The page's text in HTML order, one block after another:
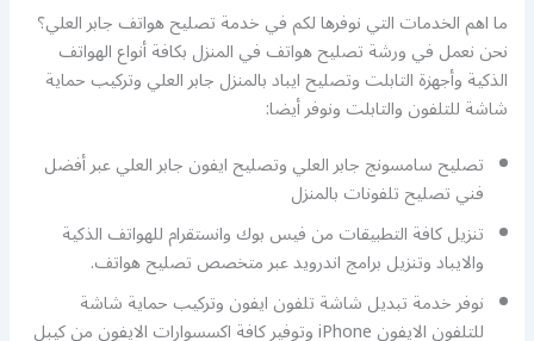
ما اهم الخدمات التي نوفرها لكم في خدمة تصليح هواتف جابر العلي؟
نحن نعمل في ورشة تصليح هواتف في المنزل بكافة أنواع الهواتف
الذكية وأجهزة التابلت وتصليح ايباد بالمنزل جابر العلي وتركيب حماية
شاشة للتلفون والتابلت ونوفر أيضا:
تصليح سامسونج جابر العلي وتصليح ايفون جابر العلي عبر أفضل
فني تصليح تلفونات بالمنزل
تنزيل كافة التطبيقات من فيس بوك وانستقرام للهواتف الذكية
والايباد وتنزيل برامج اندرويد عبر متخصص تصليح هواتف.
نوفر خدمة تبديل شاشة تلفون ايفون وتركيب حماية شاشة
للتلفون الايفون iPhone وتوفير كافة اكسسوارات الايفون من كيبل